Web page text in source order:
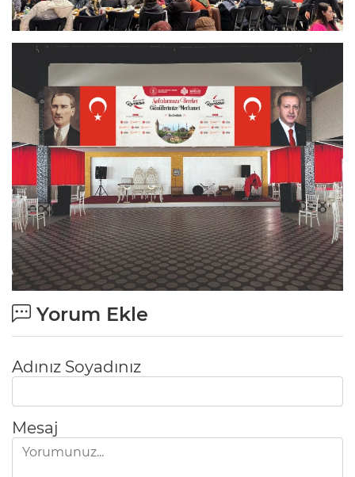
Yorum Ekle
Adınız Soyadınız
Mesaj